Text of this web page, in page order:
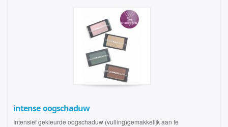
intense oogschaduw
Intensief gekleurde oogschaduw (vulling)gemakkelijk aan te